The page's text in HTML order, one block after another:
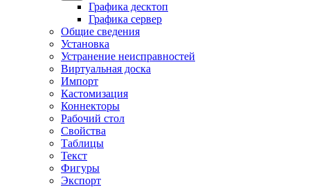
Графика десктоп
Графика сервер
Общие сведения
Установка
Устранение неисправностей
Виртуальная доска
Импорт
Кастомизация
Коннекторы
Рабочий стол
Свойства
Таблицы
Текст
Фигуры
Экспорт